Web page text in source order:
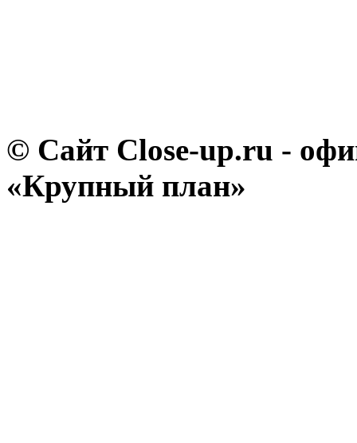
© Сайт Close-up.ru -
«Крупный план»